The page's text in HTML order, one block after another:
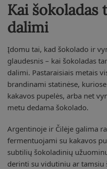
Kai šokoladas
dalimi
Įdomu tai, kad šokolado ir
glaudesnis – kai šokoladas
dalimi. Pastaraisiais metais
brandinami statinėse,
kakavos pupelės, arba net
metu dedama šokolado.
Argentinoje ir Čilėje galima
fermentuojami su kakavos
subtilių šokoladinių
derinti su vidutiniu ar tamsiu